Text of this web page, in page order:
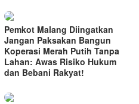
Pemkot Malang Diingatkan
Jangan Paksakan Bangun
Koperasi Merah Putih Tanpa
Lahan: Awas Risiko Hukum
dan Bebani Rakyat!